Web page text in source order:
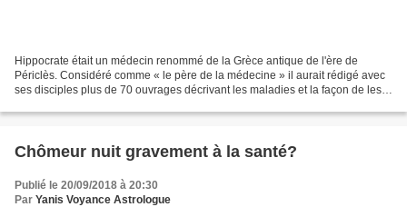
Hippocrate était un médecin renommé de la Grèce antique de l'ère de
Périclès. Considéré comme « le père de la médecine » il aurait rédigé avec
ses disciples plus de 70 ouvrages décrivant les maladies et la façon de les
Chômeur nuit gravement à la santé?
Publié le 20/09/2018 à 20:30
Par Yanis Voyance Astrologue